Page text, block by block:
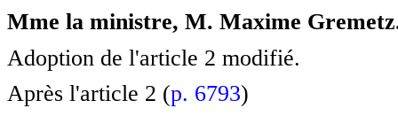
Mme la ministre, M. Maxime
Adoption de l'article 2 modifié.
Après l'article 2 (p. 6793)